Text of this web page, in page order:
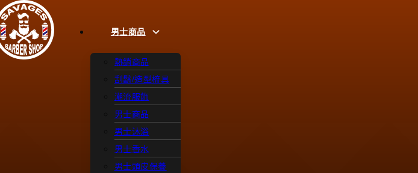
男士商品
熱銷商品
刮鬍/造型梳具
潮流服飾
男士商品
男士沐浴
男士香水
男士頭皮保養